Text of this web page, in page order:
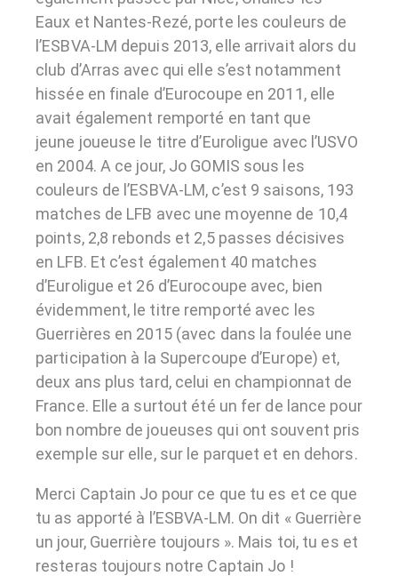
Eaux et Nantes-Rezé, porte les couleurs de
l’ESBVA-LM depuis 2013, elle arrivait alors du
club d’Arras avec qui elle s’est notamment
hissée en finale d’Eurocoupe en 2011, elle
avait également remporté en tant que
jeune joueuse le titre d’Euroligue avec l’USVO
en 2004. A ce jour, Jo GOMIS sous les
couleurs de l’ESBVA-LM, c’est 9 saisons, 193
matches de LFB avec une moyenne de 10,4
points, 2,8 rebonds et 2,5 passes décisives
en LFB. Et c’est également 40 matches
d’Euroligue et 26 d’Eurocoupe avec, bien
évidemment, le titre remporté avec les
Guerrières en 2015 (avec dans la foulée une
participation à la Supercoupe d’Europe) et,
deux ans plus tard, celui en championnat de
France. Elle a surtout été un fer de lance pour
bon nombre de joueuses qui ont souvent pris
exemple sur elle, sur le parquet et en dehors.
Merci Captain Jo pour ce que tu es et ce que
tu as apporté à l’ESBVA-LM. On dit « Guerrière
un jour, Guerrière toujours ». Mais toi, tu es et
resteras toujours notre Captain Jo !